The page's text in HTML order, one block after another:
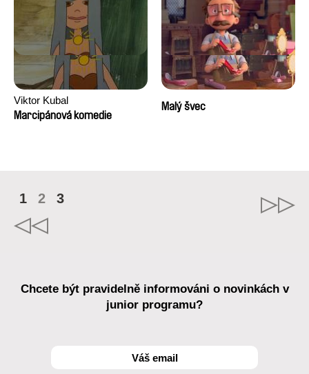
Viktor Kubal
Marcipánová komedie
Malý švec
1 2 3
Chcete být pravidelně informováni o novinkách v
junior programu?